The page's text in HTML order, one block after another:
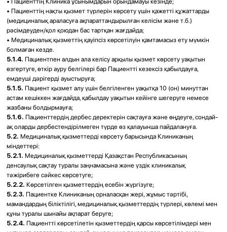
О нас
О клинике
Об основателе
ТОО "ЛОР центр v-ent"
+7 (700) 321-03-00
v-ent@gmail.com